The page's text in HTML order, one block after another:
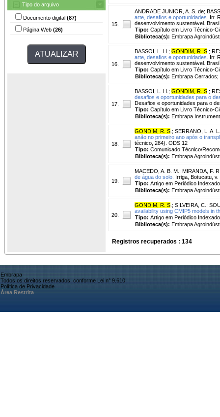
Tipo do arquivo
Documento digital (87)
Página Web (26)
15.
ANDRADE JUNIOR, A. S. de;
arte, desafios e oportunidades.
In:
desenvolvimento sustentável.
Tipo: Capítulo em Livro Técnico-
Biblioteca(s): Embrapa
16.
BASSOI, L. H. ; GONDIM, R. S ;
arte, desafios e oportunidades.
In:
desenvolvimento sustentável.
Tipo: Capítulo em Livro Técnico-
Biblioteca(s): Embrapa Cerrados;
17.
BASSOI, L. H. ; GONDIM, R. S ;
desafios e oportunidades para o
Desafios e oportunidades para o
Tipo: Capítulo em Livro Técnico-
Biblioteca(s): Embrapa
18.
GONDIM, R. S ; SERRANO, L. A. L.
anão no primeiro ano após o
técnico, 284). ODS 12
Tipo: Comunicado Técnico/
Biblioteca(s): Embrapa
19.
MACEDO, A. B. M. ; MIRANDA, F.
de água do solo. Irriga, Botucatu,
Tipo: Artigo em Periódico Indexado
Biblioteca(s): Embrapa
20.
GONDIM, R. S ; SILVEIRA, C. ;
availability using CMIP5 models in
Tipo: Artigo em Periódico Indexado
Biblioteca(s): Embrapa
Registros recuperados : 134
Embrapa
Todos os direitos reservados, conforme Lei n° 9.610
Política de Privacidade
Área Restrita